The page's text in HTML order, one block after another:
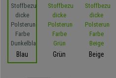
Blau Grün Beige